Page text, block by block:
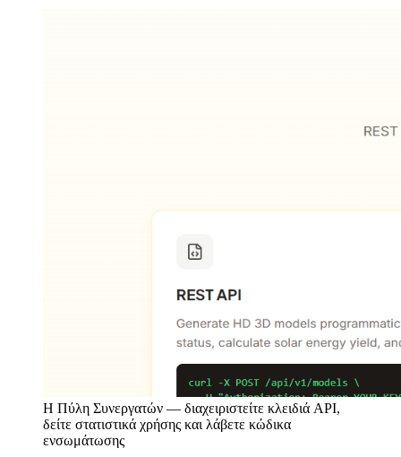
Η Πύλη Συνεργατών — διαχειριστείτε κλειδιά API,
δείτε στατιστικά χρήσης και λάβετε κώδικα
ενσωμάτωσης